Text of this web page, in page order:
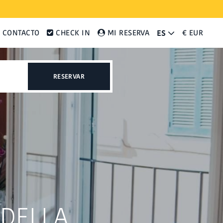
CONTACTO CHECK IN MI RESERVA ES € EUR
RESERVAR